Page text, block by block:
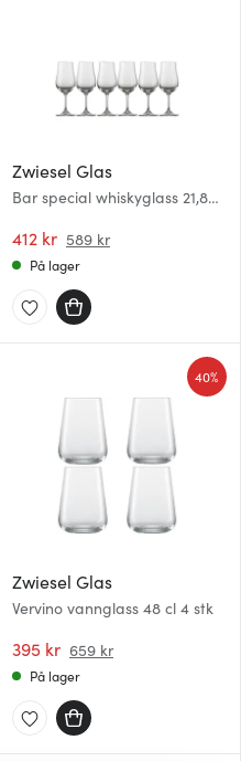
Zwiesel Glas
Bar special whiskyglass 21,8
412 kr 589 kr
På lager
Zwiesel Glas
Vervino vannglass 48 cl 4 stk
395 kr 659 kr
40%
På lager